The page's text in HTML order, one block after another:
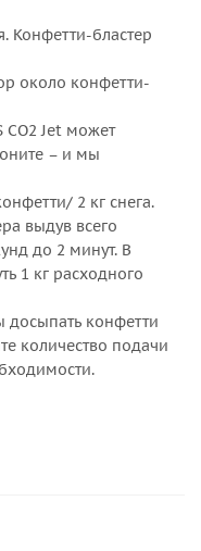
Конфетти-бластер
около конфетти-
CO2 Jet может
– и мы
2 кг снега.
выдув всего
до 2 минут. В
1 кг расходного
досыпать конфетти
количество подачи